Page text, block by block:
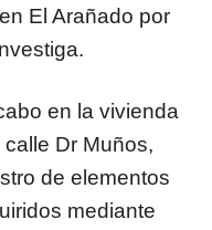
El Arañado por
en la vivienda
Dr Muños,
de elementos
mediante